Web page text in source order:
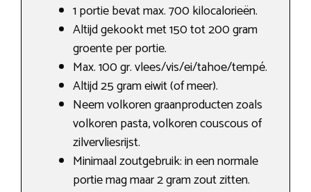
1 portie bevat max. 700 kilocalorieën.
Altijd gekookt met 150 tot 200 gram
groente per portie.
Max. 100 gr. vlees/vis/ei/tahoe/tempé.
Altijd 25 gram eiwit (of meer).
Neem volkoren graanproducten zoals
volkoren pasta, volkoren couscous of
zilvervliesrijst.
Minimaal zoutgebruik: in een normale
portie mag maar 2 gram zout zitten.